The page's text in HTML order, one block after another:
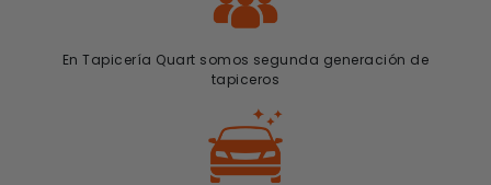
En Tapicería Quart somos segunda generación de
tapiceros